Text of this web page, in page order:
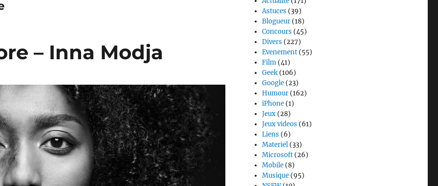
– Inna Modja
Astuces (39)
Blogueur (18)
Concours (45)
Divers (227)
Evenement (55)
Film (41)
Geek (106)
Google (23)
Humour (162)
iPhone (1)
Jeux (28)
Jeux videos (61)
Liens (6)
Materiel (33)
Microsoft (26)
Mobile (8)
Musique (95)